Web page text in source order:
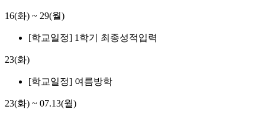
16(화) ~ 29(월)
[학교일정] 1학기 최종성적입력
23(화)
[학교일정] 여름방학
23(화) ~ 07.13(월)